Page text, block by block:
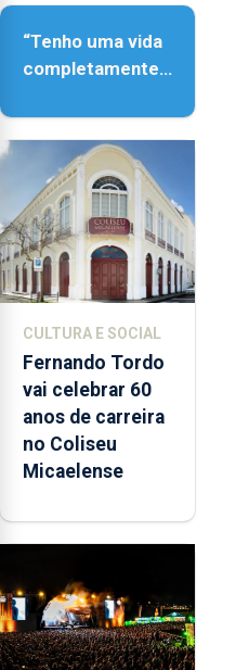
“Tenho uma vida
completamente
trabalho,
dedicação, gosto
e muita paixão”
CULTURA E SOCIAL
Fernando Tordo
vai celebrar 60
anos de carreira
no Coliseu
Micaelense